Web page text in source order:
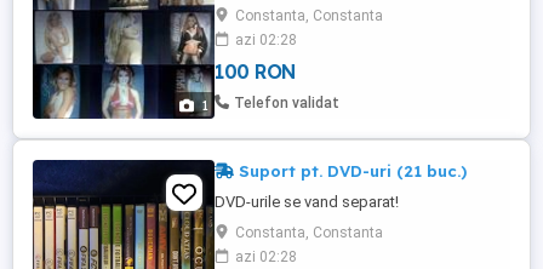
1
Constanta, Constanta
azi 02:28
100 RON
Telefon validat
Suport pt. DVD-uri (21 buc.)
DVD-urile se vand separat!
Constanta, Constanta
azi 02:28